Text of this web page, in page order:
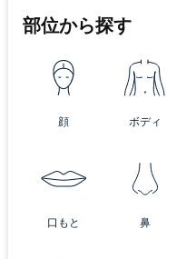
部位から探す
顔 ボディ
口もと 鼻